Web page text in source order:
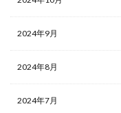
2024年9月
2024年8月
2024年7月